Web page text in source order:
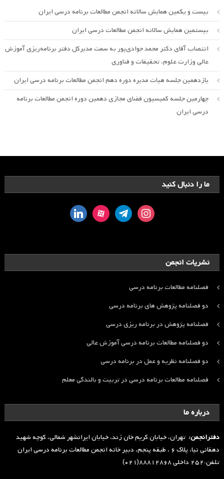
بیست و یکمین همایش سالانه انجمن مطالعات برنامه درسی ایران
بیستمین همایش سالانه انجمن مطالعات درسی ایران
انتصاب آقای دکتر محمد جوادی‌پور به سمت مدیرکل دفتر برنامه‌ریزی آموزش
عالی وزارت علوم، تحقیقات و فناوری
یازدهمین جلسه هیات مدیره دوره دهم انجمن مطالعات برنامه درسی ایران
چهارمین جلسه کمیسیون فضای مجازی دهمین دوره انجمن مطالعات برنامه
درسی ایران
ما را دنبال کنید
instagram
telegram
aparat
linkedin
نشریات انجمن
فصلنامه مطالعات برنامه درسی
دو فصلنامه پژوهش های برنامه درسی
فصلنامه پژوهش در برنامه ریزی درسی
دو فصلنامه مطالعات برنامه درسی آموزش عالی
دو فصلنامه نظریه و عمل در برنامه درسی
فصلنامه مطالعات برنامه درسی در تربیت و بالندگی معلم
درباره ما
دفترانجمن: تهران، خیابان کریم خان زند، خیابان ایرانشهر شمالی، کوچه شهید
دهقانی نیا، پلاک ۶ ، طبقه پنجم، دبیر خانه انجمن مطالعات برنامه درسی ایران
تلفن:۲۵۲ داخلی ۸۸۸۱۲۸۶۸(۰۲۱)